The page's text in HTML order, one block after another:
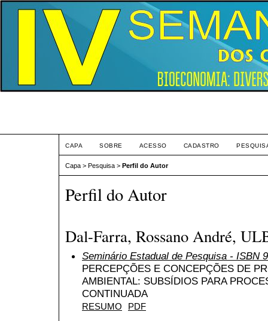
CAPA SOBRE ACESSO CADASTRO
Capa > Pesquisa > Perfil do Autor
Perfil do Autor
Dal-Farra, Rossano André,
Seminário Estadual de Pesquisa - ISBN
PERCEPÇÕES E CONCEPÇÕES DE
AMBIENTAL: SUBSÍDIOS PARA
CONTINUADA
RESUMO PDF